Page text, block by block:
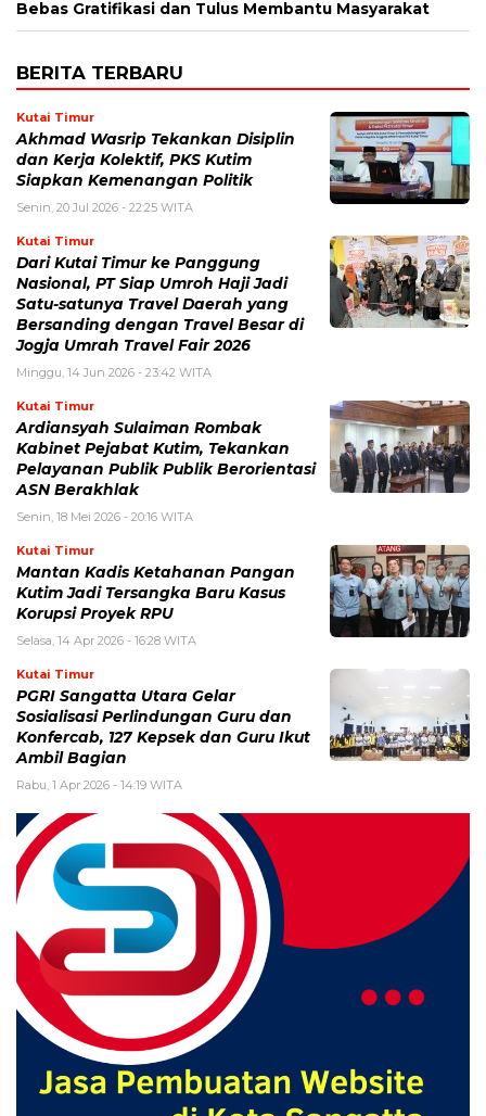
Bebas Gratifikasi dan Tulus Membantu Masyarakat
BERITA TERBARU
Kutai Timur
Akhmad Wasrip Tekankan Disiplin
dan Kerja Kolektif, PKS Kutim
Siapkan Kemenangan Politik
Senin, 20 Jul 2026 - 22:25 WITA
Kutai Timur
Dari Kutai Timur ke Panggung
Nasional, PT Siap Umroh Haji Jadi
Satu-satunya Travel Daerah yang
Bersanding dengan Travel Besar di
Jogja Umrah Travel Fair 2026
Minggu, 14 Jun 2026 - 23:42 WITA
Kutai Timur
Ardiansyah Sulaiman Rombak
Kabinet Pejabat Kutim, Tekankan
Pelayanan Publik Publik Berorientasi
ASN Berakhlak
Senin, 18 Mei 2026 - 20:16 WITA
Kutai Timur
Mantan Kadis Ketahanan Pangan
Kutim Jadi Tersangka Baru Kasus
Korupsi Proyek RPU
Selasa, 14 Apr 2026 - 16:28 WITA
Kutai Timur
PGRI Sangatta Utara Gelar
Sosialisasi Perlindungan Guru dan
Konfercab, 127 Kepsek dan Guru Ikut
Ambil Bagian
Rabu, 1 Apr 2026 - 14:19 WITA